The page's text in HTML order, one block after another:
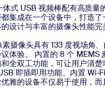
式 USB 视频棒配有高质量
集成在一个设备中，打造
设计与丰富的摄像头性能完
摄像头具有 133 度视场角
体验。 内置的 8 个 MEMS
全双工功能，可让用户清
即插即用功能、内置 Wi-
雅的设备不仅易于使用，